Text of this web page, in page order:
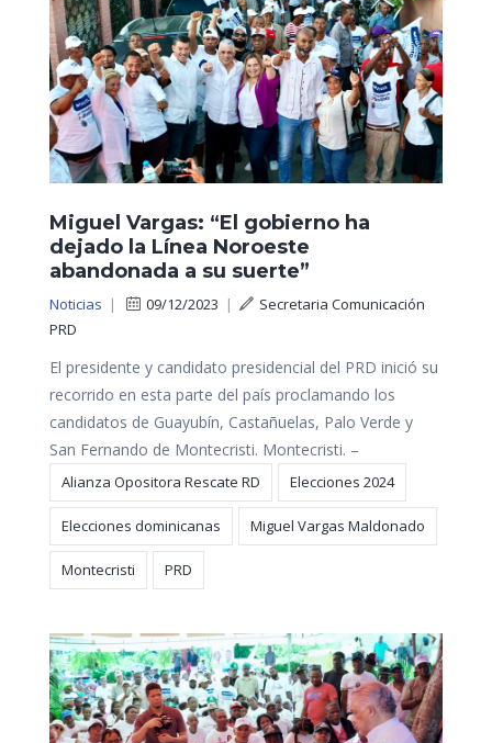
Miguel Vargas: “El gobierno ha
dejado la Línea Noroeste
abandonada a su suerte”
Noticias | 09/12/2023 |
Secretaria Comunicación
PRD
El presidente y candidato presidencial del PRD inició su
recorrido en esta parte del país proclamando los
candidatos de Guayubín, Castañuelas, Palo Verde y
San Fernando de Montecristi. Montecristi. –
Alianza Opositora Rescate RD Elecciones 2024
Elecciones dominicanas Miguel Vargas Maldonado
Montecristi PRD